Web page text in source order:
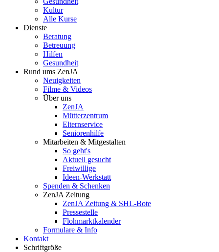
Kultur
Alle Kurse
Dienste
Beratung
Betreuung
Hilfen
Gesundheit
Rund ums ZenJA
Neuigkeiten
Filme & Videos
Über uns
ZenJA
Mütterzentrum
Elternservice
Seniorenhilfe
Mitarbeiten & Mitgestalten
So geht's
Aktuell gesucht
Freiwillige
Ideen-Werkstatt
Spenden & Schenken
ZenJA Zeitung
ZenJA Zeitung & SHL-Bote
Pressestelle
Flohmarktkalender
Formulare & Info
Kontakt
Schriftgröße